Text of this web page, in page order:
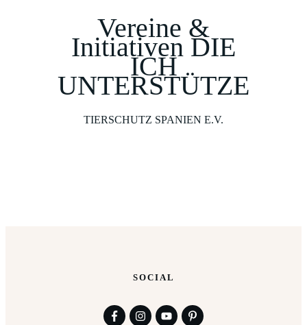
Vereine &
Initiativen DIE
ICH
UNTERSTÜTZE
TIERSCHUTZ SPANIEN E.V.
SOCIAL